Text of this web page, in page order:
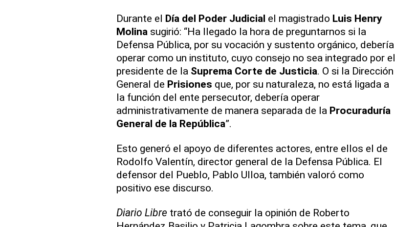
Durante el Día del Poder Judicial el magistrado Luis Henry
Molina sugirió: “Ha llegado la hora de preguntarnos si la
Defensa Pública, por su vocación y sustento orgánico, debería
operar como un instituto, cuyo consejo no sea integrado por el
presidente de la Suprema Corte de Justicia. O si la Dirección
General de Prisiones que, por su naturaleza, no está ligada a
la función del ente persecutor, debería operar
administrativamente de manera separada de la Procuraduría
General de la República”.
Esto generó el apoyo de diferentes actores, entre ellos el de
Rodolfo Valentín, director general de la Defensa Pública. El
defensor del Pueblo, Pablo Ulloa, también valoró como
positivo ese discurso.
Diario Libre trató de conseguir la opinión de Roberto